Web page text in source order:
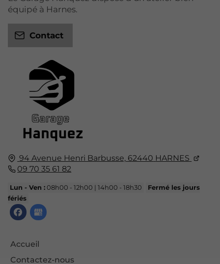
94 Avenue Henri Barbusse, 62440 HARNES
09 70 35 61 82
Lun - Ven :08h00 - 12h00 | 14h00 - 18h30
Fermé les jours
fériés
Accueil
Contactez-nous
équipé à Harnes.
Contact